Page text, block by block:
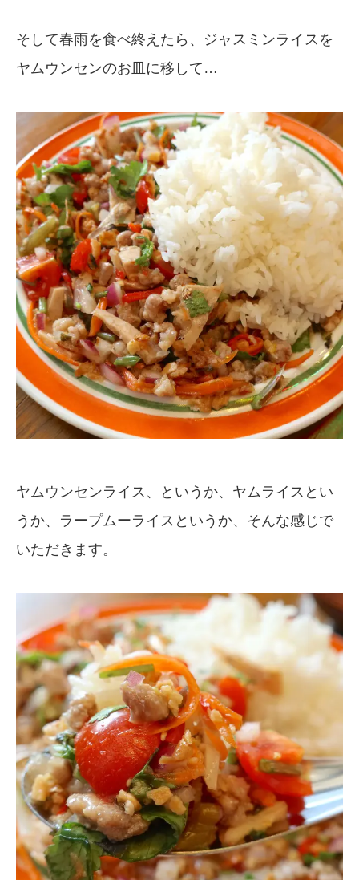
そして春雨を食べ終えたら、ジャスミンライスを
ヤムウンセンのお皿に移して…
ヤムウンセンライス、というか、ヤムライスとい
うか、ラープムーライスというか、そんな感じで
いただきます。